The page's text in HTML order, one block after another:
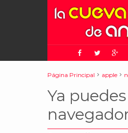
juez ordena que Chrome sea
Página Principal apple
Ya